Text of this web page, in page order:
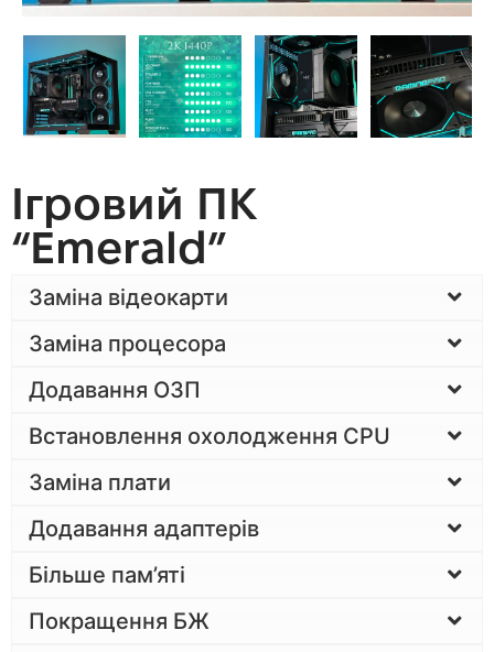
Ігровий ПК
“Emerald”
Заміна відеокарти
Заміна процесора
Додавання ОЗП
Встановлення охолодження CPU
Заміна плати
Додавання адаптерів
Більше пам’яті
Покращення БЖ